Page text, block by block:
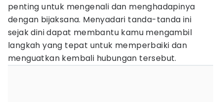
penting untuk mengenali dan menghadapinya
dengan bijaksana. Menyadari tanda-tanda ini
sejak dini dapat membantu kamu mengambil
langkah yang tepat untuk memperbaiki dan
menguatkan kembali hubungan tersebut.